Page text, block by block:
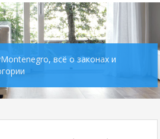
всё о законах и